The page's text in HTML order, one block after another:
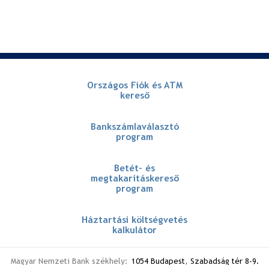
Országos Fiók és ATM
kereső
Bankszámlaválasztó
program
Betét- és
megtakarításkereső
program
Háztartási költségvetés
kalkulátor
Magyar Nemzeti Bank székhely: 1054 Budapest, Szabadság tér 8-9.